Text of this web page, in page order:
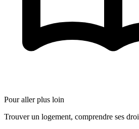
Pour aller plus loin
Trouver un logement, comprendre ses